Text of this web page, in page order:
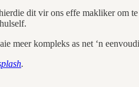
dit vir ons effe makliker om
meer kompleks as net ‘n
.